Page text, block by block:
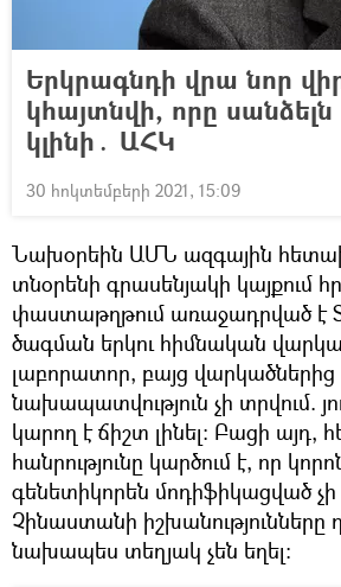
Երկրագնդի վրա նոր
կհայտնվի, որը
կլինի․ ԱՀԿ
30 հոկտեմբերի 2021, 15:09
Նախօրեին ԱՄՆ ազգային
տնօրենի գրասենյակի կայքում
փաստաթղթում առաջադրված է
ծագման երկու հիմնական
լաբորատոր, բայց վարկածներից
նախապատվություն չի տրվում.
կարող է ճիշտ լինել: Բացի այդ,
հանրությունը կարծում է, որ
գենետիկորեն մոդիֆիկացված չի
Չինաստանի իշխանությունները
նախապես տեղյակ չեն եղել: